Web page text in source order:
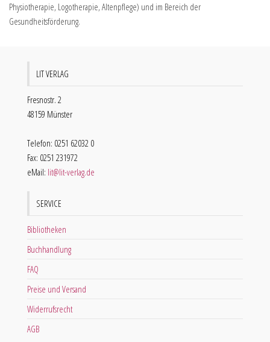
Physiotherapie, Logotherapie, Altenpflege) und im Bereich der
Gesundheitsförderung.
LIT VERLAG
Fresnostr. 2
48159 Münster
Telefon: 0251 62032 0
Fax: 0251 231972
eMail: lit@lit-verlag.de
SERVICE
Bibliotheken
Buchhandlung
FAQ
Preise und Versand
Widerrufsrecht
AGB